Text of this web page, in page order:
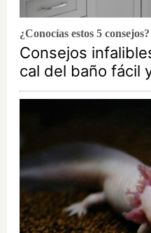
¿Conocías estos 5 consejos?
Consejos
cal del baño fácil